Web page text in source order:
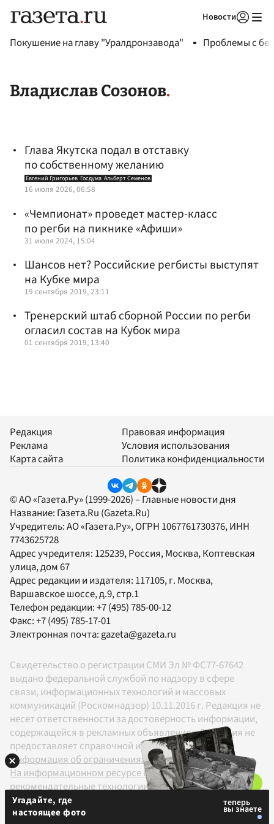
Новости
Покушение на главу "Уралдронзавода" Проблемы с
Владислав Созонов
Глава Якутска подал в отставку
по собственному желанию
Евгений Григорьев Госдума Альберт Семенов
16 июля 2026, 06:58
«Чемпионат» проведет мастер-класс
по регби на пикнике «Афиши»
31 июля 2024, 15:04
Шансов нет? Российские регбисты выступят
на Кубке мира
19 сентября 2019, 23:11
Тренерский штаб сборной России по регби
огласил состав на Кубок мира
01 сентября 2019, 13:40
Редакция
Реклама
Карта сайта
Правовая информация
Условия использования
Политика конфиденциальности
© АО «Газета.Ру» (1999-2026) – Главные новости дня
Название: Газета.Ru (Gazeta.Ru)
Учредитель:АО «Газета.Ру», ОГРН 1067761730376, ИНН
7743625728
Адрес учредителя: 125239, Россия, Москва, Коптевская
улица, дом 67
Адрес редакции и издателя: 117105, г. Москва,
Варшавское шоссе, д.9, стр.1
Телефон редакции:+7 (495) 785-00-12
Факс:+7 (495) 785-17-01
Электронная почта: gazeta@gazeta.ru
Свидетельство о регистрации СМИ Эл № ФС77-67642
выдано федеральной службой по надзору в сфере
связи, информационных технологий и массовых
коммуникаций (Роскомнадзор) 10.11.2016 г. Редакция не
несет ответственности за достоверность информации,
содержащейся в рекламных объявлениях. Редакция не
предоставляет справочной информации.
Информация об ограничениях
На информационном ресурсе применяются
рекомендательные технологии в соответствии с
Правилами
Угадайте, где
настоящее фото